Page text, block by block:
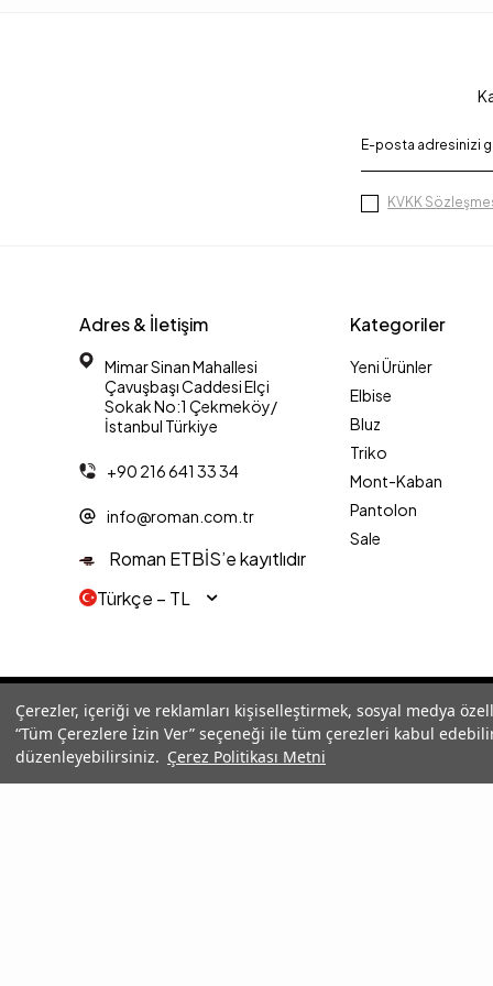
Çerezler, içeriği ve reklamları kişiselleştirmek, sosyal medya
“Tüm Çerezlere İzin Ver” seçeneği ile tüm çerezleri kabul
düzenleyebilirsiniz. Çerez Politikası Metni
KVKK
Adres & İletişim
Mimar Sinan Mahallesi
Çavuşbaşı Caddesi Elçi
Sokak No:1 Çekmeköy/
İstanbul Türkiye
+90 216 641 33 34
info@roman.com.tr
Roman ETBİS’e kayıtlıdır
Türkçe − TL
Kategoriler
Yeni Ürünler
Elbise
Bluz
Triko
Mont-Kaban
Pantolon
Sale
© 2025 Roman® Tüm Hakları Saklıdır, İzinsiz kullanılamaz